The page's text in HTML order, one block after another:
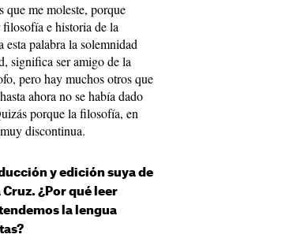
que me moleste, porque
e historia de la
palabra la solemnidad
significa ser amigo de la
pero hay muchos otros que
ahora no se había dado
porque la filosofía, en
discontinua.
y edición suya de
Cruz. ¿Por qué leer
la lengua